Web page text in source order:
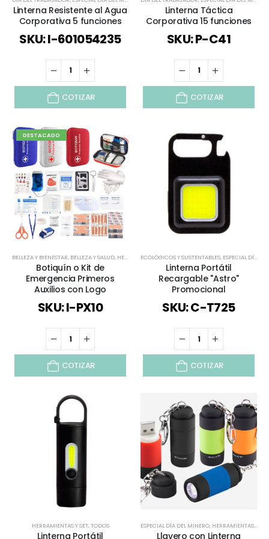
Linterna Resistente al Agua
Corporativa 5 funciones
SKU: I-601054235
COTIZAR
Linterna Táctica
Corporativa 15 funciones
SKU: P-C41
COTIZAR
DESTACADO
BELLEZA Y BIENESTAR, BELLEZA Y SALUD, HERRAMIENTAS ,HERRAMIENTAS Y SET,VERANO
Botiquín o Kit de
Emergencia Primeros
Auxilios con Logo
SKU: I-PX10
COTIZAR
ECOLÓGICOS Y SUSTENTABLES, ESPECIAL DÍA DEL MINERO
Linterna Portátil
Recargable "Astro"
Promocional
SKU: C-T725
COTIZAR
HERRAMIENTAS Y SET,TODOS
Linterna Portátil
ESPECIAL DÍA DEL MINERO, HERRAMIENTAS Y SET
Llavero con Linterna